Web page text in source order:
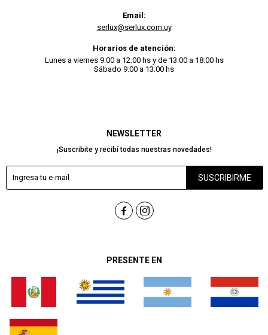
PRESENTE EN
NEWSLETTER
¡Suscribite y recibí todas nuestras novedades!
SUSCRIBIRME
 
Email:
serlux@serlux.com.uy
Horarios de atención:
Lunes a viernes 9:00 a 12:00 hs y de 13:00 a 18:00 hs
Sábado 9:00 a 13:00 hs